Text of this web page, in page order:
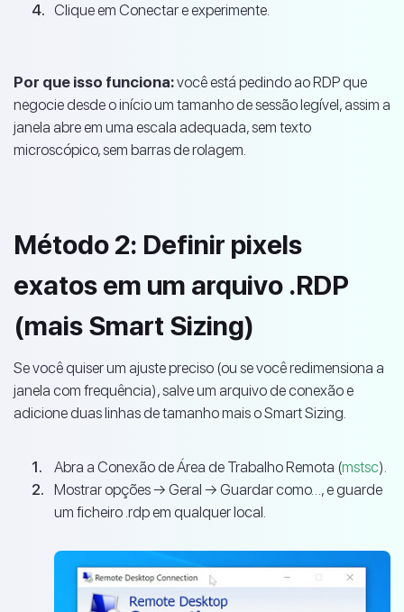
Clique em Conectar e experimente.
Por que isso funciona:você está pedindo ao RDP que
negocie desde o início um tamanho de sessão legível, assim a
janela abre em uma escala adequada, sem texto
microscópico, sem barras de rolagem.
Método 2: Definir pixels
exatos em um arquivo .RDP
(mais Smart Sizing)
Se você quiser um ajuste preciso (ou se você redimensiona a
janela com frequência), salve um arquivo de conexão e
adicione duas linhas de tamanho mais o Smart Sizing.
Abra a Conexão de Área de Trabalho Remota (mstsc).
Mostrar opções → Geral → Guardar como…, e guarde
um ficheiro .rdp em qualquer local.